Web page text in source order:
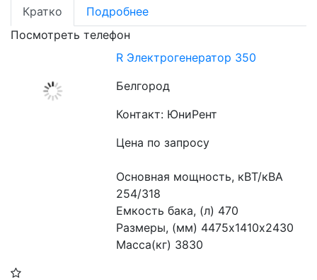
Кратко
Подробнее
Посмотреть телефон
R Электрогенератор 350
Белгород
Контакт: ЮниРент
Цена по запросу
Основная мощность, кВТ/кВА
254/318
Емкость бака, (л) 470
Размеры, (мм) 4475х1410х2430
Масса(кг) 3830